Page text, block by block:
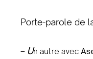
Porte-parole de
– Un autre avec